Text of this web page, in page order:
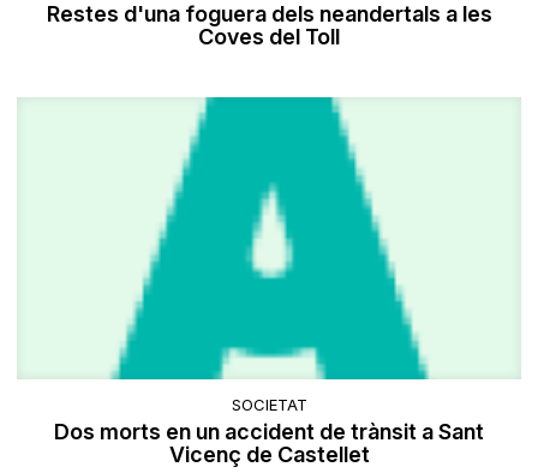
Restes d'una foguera dels neandertals a les
Coves del Toll
SOCIETAT
Dos morts en un accident de trànsit a Sant
Vicenç de Castellet